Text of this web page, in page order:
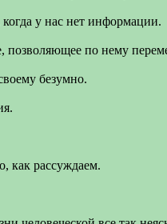
у нас нет информации.
по нему
безумно.
как рассуждаем.